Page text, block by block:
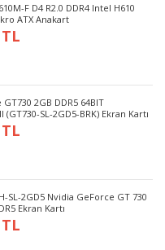
F D4 R2.0 DDR4 Intel H610
ATX Anakart
2GB DDR5 64BIT
(GT730-SL-2GD5-BRK) Ekran Kartı
SL-2GD5 Nvidia GeForce GT 730
Ekran Kartı